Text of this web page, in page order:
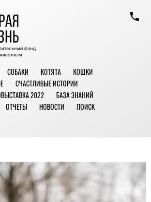
СОБАКИ КОТЯТА
КОШКИ
СЧАСТЛИВЫЕ ИСТОРИИ
2022
БАЗА ЗНАНИЙ
ОТЧЕТЫ НОВОСТИ
ПОИСК